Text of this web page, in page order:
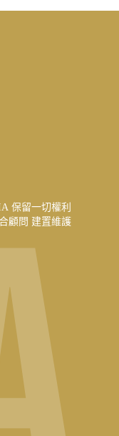
保留一切權利
顧問 建置維護